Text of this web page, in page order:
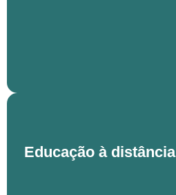
Educação à distância